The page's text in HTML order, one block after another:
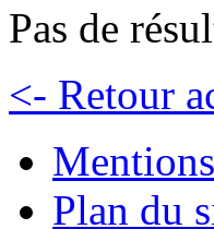
Pas de
<- Retour
Plan du